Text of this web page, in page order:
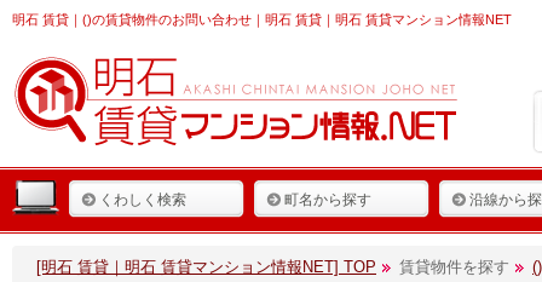
明石 賃貸 ｜()の賃貸物件のお問い合わせ｜明石 賃貸｜明石 賃貸マンション情報NET
くわしく検索 町名から探す 沿線から
[明石 賃貸｜明石 賃貸マンション情報NET] TOP 賃貸物件を探す